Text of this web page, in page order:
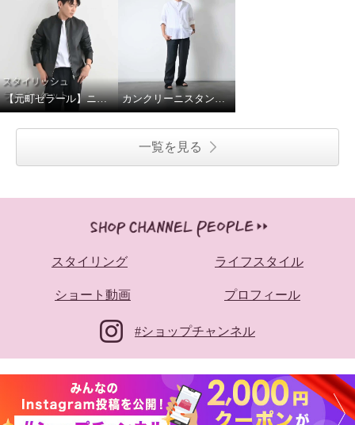
【元町ゼラール】ニュージーランドラムスタンドジャケット カンクリーニスタンドカラーシャツ
一覧を見る
スタイリング ライフスタイル
ショート動画 プロフィール
#ショップチャンネル